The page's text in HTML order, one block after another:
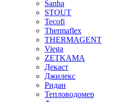
Sanha
STOUT
Tecofi
Thermaflex
THERMAGENT
Viega
ZETKAMA
Декаст
Джилекс
Ридан
Тепловодомер